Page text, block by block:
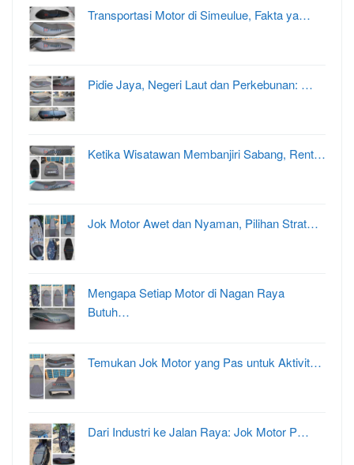
Transportasi Motor di Simeulue, Fakta ya…
Pidie Jaya, Negeri Laut dan Perkebunan: …
Ketika Wisatawan Membanjiri Sabang, Rent…
Jok Motor Awet dan Nyaman, Pilihan Strat…
Mengapa Setiap Motor di Nagan Raya
Butuh…
Temukan Jok Motor yang Pas untuk Aktivit…
Dari Industri ke Jalan Raya: Jok Motor P…